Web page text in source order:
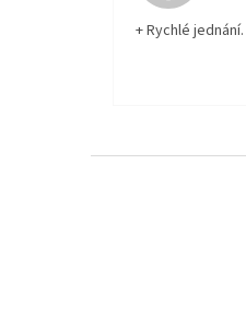
+ Rychlé jednání.